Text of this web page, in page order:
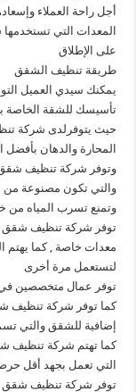
أجل راحة العملاء
المعدات التي
على الإطلاق
طريقة تنظيف الشقق
يمكنك سيدي العميل
تأسيسك للشقة الخاصة
حيث يتوفرلدى شركة
المحارة والدهان بأفضل
وتوفر شركة تنظيف شقق
والتي تكون مصنوعة من
وتمنع تسرب المياه من
توفر شركة تنظيف شقق
معدات خاصة , كما يهتم
لتستعمل مرة أخرى
توفر عمال متخصصين في
كما توفر شركة تنظيف
إضافية للشقق والتي
كما تهتم شركة تنظيف
التي تعمل بجهد أقل
توفر شركة تنظيف شقق